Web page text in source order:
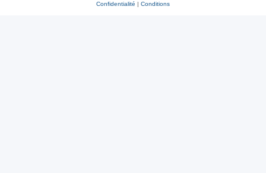
Confidentialité | Conditions